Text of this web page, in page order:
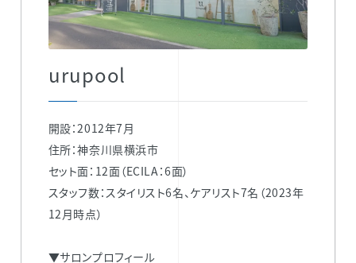
urupool
開設：2012年7月
住所：神奈川県横浜市
セット面：12面（ECILA：6面）
スタッフ数：スタイリスト6名、ケアリスト7名​（2023年
12月時点）
▼サロンプロフィール